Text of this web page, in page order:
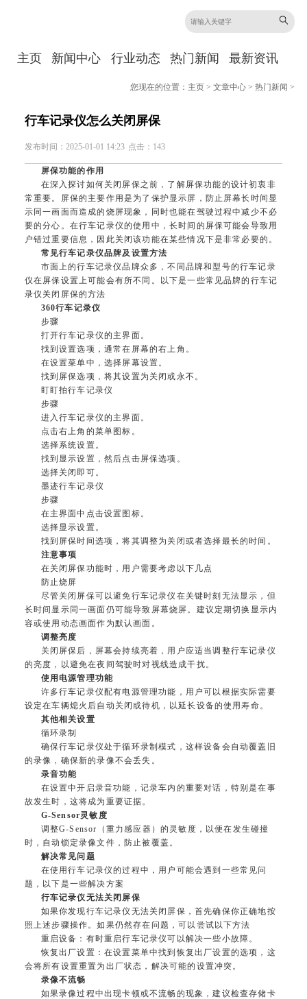
主页 新闻中心 行业动态 热门新闻 最新资讯
您现在的位置： 主页 >文章中心 >热门新闻 >
行车记录仪怎么关闭屏保
发布时间：2025-01-01 14:23 点击：143
屏保功能的作用
在深入探讨如何关闭屏保之前，了解屏保功能的设计初衷非
常重要。屏保的主要作用是为了保护显示屏，防止屏幕长时间显
示同一画面而造成的烧屏现象，同时也能在驾驶过程中减少不必
要的分心。在行车记录仪的使用中，长时间的屏保可能会导致用
户错过重要信息，因此关闭该功能在某些情况下是非常必要的。
常见行车记录仪品牌及设置方法
市面上的行车记录仪品牌众多，不同品牌和型号的行车记录
仪在屏保设置上可能会有所不同。以下是一些常见品牌的行车记
录仪关闭屏保的方法
360行车记录仪
步骤
打开行车记录仪的主界面。
找到设置选项，通常在屏幕的右上角。
在设置菜单中，选择屏幕设置。
找到屏保选项，将其设置为关闭或永不。
盯盯拍行车记录仪
步骤
进入行车记录仪的主界面。
点击右上角的菜单图标。
选择系统设置。
找到显示设置，然后点击屏保选项。
选择关闭即可。
墨迹行车记录仪
步骤
在主界面中点击设置图标。
选择显示设置。
找到屏保时间选项，将其调整为关闭或者选择最长的时间。
注意事项
在关闭屏保功能时，用户需要考虑以下几点
防止烧屏
尽管关闭屏保可以避免行车记录仪在关键时刻无法显示，但
长时间显示同一画面仍可能导致屏幕烧屏。建议定期切换显示内
容或使用动态画面作为默认画面。
调整亮度
关闭屏保后，屏幕会持续亮着，用户应适当调整行车记录仪
的亮度，以避免在夜间驾驶时对视线造成干扰。
使用电源管理功能
许多行车记录仪配有电源管理功能，用户可以根据实际需要
设定在车辆熄火后自动关闭或待机，以延长设备的使用寿命。
其他相关设置
循环录制
确保行车记录仪处于循环录制模式，这样设备会自动覆盖旧
的录像，确保新的录像不会丢失。
录音功能
在设置中开启录音功能，记录车内的重要对话，特别是在事
故发生时，这将成为重要证据。
G-Sensor灵敏度
调整G-Sensor（重力感应器）的灵敏度，以便在发生碰撞
时，自动锁定录像文件，防止被覆盖。
解决常见问题
在使用行车记录仪的过程中，用户可能会遇到一些常见问
题，以下是一些解决方案
行车记录仪无法关闭屏保
如果你发现行车记录仪无法关闭屏保，首先确保你正确地按
照上述步骤操作。如果仍然存在问题，可以尝试以下方法
重启设备：有时重启行车记录仪可以解决一些小故障。
恢复出厂设置：在设置菜单中找到恢复出厂设置的选项，这
会将所有设置重置为出厂状态，解决可能的设置冲突。
录像不流畅
如果录像过程中出现卡顿或不流畅的现象，建议检查存储卡